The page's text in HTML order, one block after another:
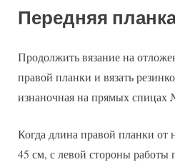
Передняя
Продолжить вязание на
правой планки и вязать
изнаночная на прямых спицах
Когда длина правой планки от
45 см, с левой стороны